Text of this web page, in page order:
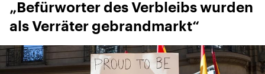
„Befürworter des Verbleibs wurden
als Verräter gebrandmarkt“